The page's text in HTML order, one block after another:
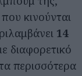
κινούνται
14
διαφορετικό
περισσότερα